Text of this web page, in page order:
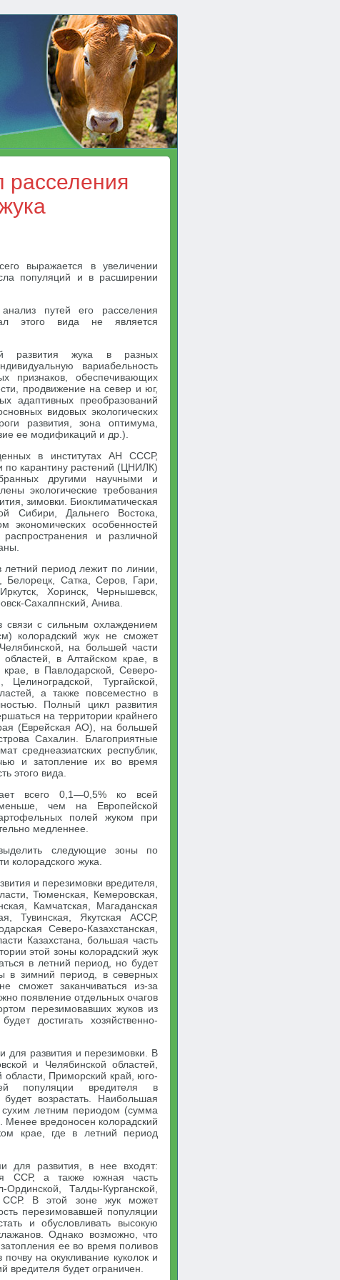
выражается в увеличении
популяций и в расширении
путей его расселения
этого вида не является
развития жука в разных
вариабельность
признаков, обеспечивающих
продвижение на север и юг,
адаптивных преобразований
видовых экологических
развития, зона оптимума,
ее модификаций и др.).
в институтах АН СССР,
по карантину растений (ЦНИЛК)
другими научными и
экологические требования
зимовки. Биоклиматическая
Сибири, Дальнего Востока,
экономических особенностей
и различной
период лежит по линии,
Сатка, Серов, Гари,
Хоринск, Чернышевск,
Сахалпнский, Анива.
связи с сильным охлаждением
колорадский жук не сможет
на большей части
в Алтайском крае, в
крае, в Павлодарской, Северо-
Целиноградской, Тургайской,
а также повсеместно в
Полный цикл развития
на территории крайнего
(Еврейская АО), на большей
Сахалин. Благоприятные
среднеазиатских республик,
и затопление их во время
этого вида.
всего 0,1—0,5% ко всей
чем на Европейской
полей жуком при
медленнее.
следующие зоны по
колорадского жука.
и перезимовки вредителя,
Тюменская, Кемеровская,
Камчатская, Магаданская
Тувинская, Якутская АССР,
Северо-Казахстанская,
Казахстана, большая часть
этой зоны колорадский жук
в летний период, но будет
в зимний период, в северных
сможет заканчиваться из-за
появление отдельных очагов
перезимовавших жуков из
достигать хозяйственно-
для развития и перезимовки. В
и Челябинской областей,
области, Приморский край, юго-
популяции вредителя в
возрастать. Наибольшая
сухим летним периодом (сумма
вредоносен колорадский
крае, где в летний период
для развития, в нее входят:
ССР, а также южная часть
Талды-Курганской,
ССР. В этой зоне жук может
перезимовавшей популяции
и обусловливать высокую
Однако возможно, что
ее во время поливов
на окукливание куколок и
вредителя будет ограничен.